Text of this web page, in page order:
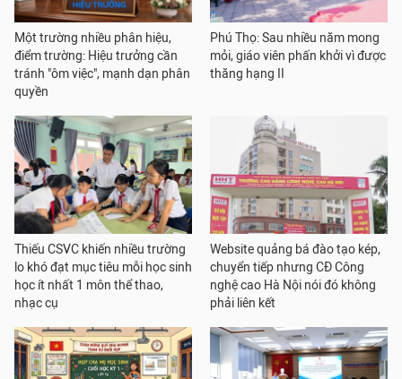
Một trường nhiều phân hiệu,
điểm trường: Hiệu trưởng cần
tránh "ôm việc", mạnh dạn phân
quyền
Phú Thọ: Sau nhiều năm mong
mỏi, giáo viên phấn khởi vì được
thăng hạng II
Thiếu CSVC khiến nhiều trường
lo khó đạt mục tiêu mỗi học sinh
học ít nhất 1 môn thể thao,
nhạc cụ
Website quảng bá đào tạo kép,
chuyển tiếp nhưng CĐ Công
nghệ cao Hà Nội nói đó không
phải liên kết